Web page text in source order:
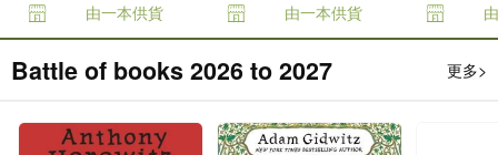
由一本供貨 由一本供貨
Battle of books 2026 to 2027 更多>